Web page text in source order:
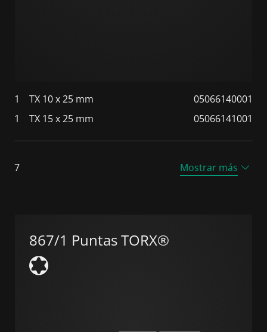
1 TX 10 x 25 mm
05066140001
1
TX 15 x 25 mm 05066141001
7 Mostrar más
867/1 Puntas TORX®